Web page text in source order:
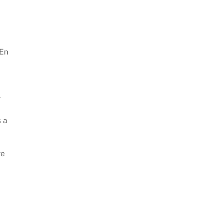
a